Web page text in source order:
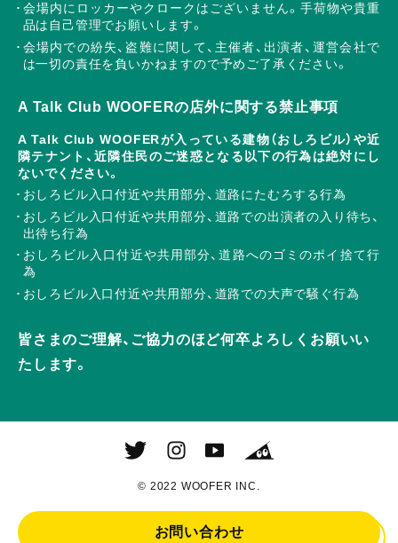
会場内にロッカーやクロークはございません。手荷物や貴重
品は自己管理でお願いします。
会場内での紛失、盗難に関して、主催者、出演者、運営会社で
は一切の責任を負いかねますので予めご了承ください。
A Talk Club WOOFERの店外に関する禁止事項
A Talk Club WOOFERが入っている建物（おしろビル）や近
隣テナント、近隣住民のご迷惑となる以下の行為は絶対にし
ないでください。
おしろビル入口付近や共用部分、道路にたむろする行為
おしろビル入口付近や共用部分、道路での出演者の入り待ち、
出待ち行為
おしろビル入口付近や共用部分、道路へのゴミのポイ捨て行
為
おしろビル入口付近や共用部分、道路での大声で騒ぐ行為
皆さまのご理解、ご協力のほど何卒よろしくお願いい
たします。
© 2022 WOOFER INC.
お問い合わせ